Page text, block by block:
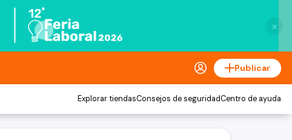
×
Publicar
Explorar tiendasConsejos de seguridadCentro de ayuda